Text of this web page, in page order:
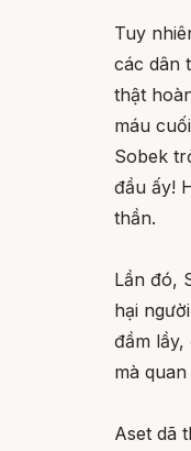
Tuy
các dân
thật
máu
Sobek
đầu ấy!
thần.
Lần đó,
hại
đầm
mà
Aset dã